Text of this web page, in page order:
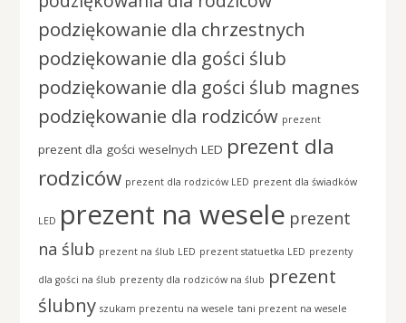
podziękowanie dla chrzestnych
podziękowanie dla gości ślub
podziękowanie dla gości ślub magnes
podziękowanie dla rodziców prezent
prezent dla gości weselnych LED prezent dla
rodziców prezent dla rodziców LED prezent dla świadków
LED prezent na wesele prezent
na ślub prezent na ślub LED prezent statuetka LED prezenty
dla gości na ślub prezenty dla rodziców na ślub prezent
ślubny szukam prezentu na wesele tani prezent na wesele